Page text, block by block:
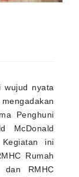
nyata
Penghuni
McDonald
ini
Rumah
dan RMHC